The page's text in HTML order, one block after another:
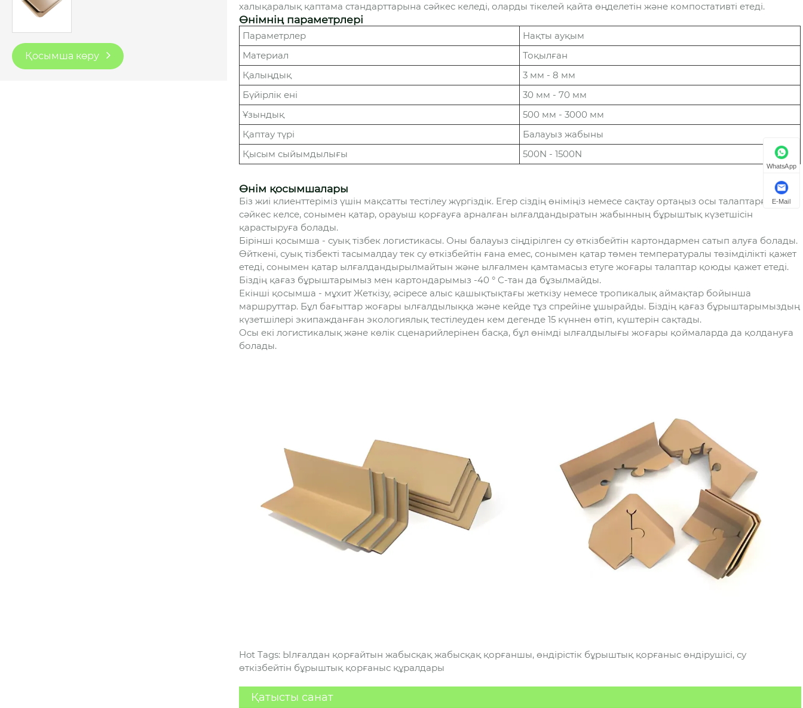
Қосымша көру
халықаралық қаптама стандарттарына сәйкес келеді, оларды тікелей қайта өңделетін және компостативті етеді.
Өнімнің параметрлері
Параметрлер
Нақты ауқым
Материал
Тоқылған
Қалыңдық
3 мм - 8 мм
Бүйірлік ені
30 мм - 70 мм
Ұзындық
500 мм - 3000 мм
Қаптау түрі
Балауыз жабыны
Қысым сыйымдылығы
500N - 1500N
Өнім қосымшалары
Біз жиі клиенттеріміз үшін мақсатты тестілеу жүргіздік. Егер сіздің өніміңіз немесе сақтау ортаңыз осы талаптарға
сәйкес келсе, сонымен қатар, орауыш қорғауға арналған ылғалдандыратын жабынның бұрыштық күзетшісін
қарастыруға болады.
Бірінші қосымша - суық тізбек логистикасы. Оны балауыз сіңдірілген су өткізбейтін картондармен сатып алуға болады.
Өйткені, суық тізбекті тасымалдау тек су өткізбейтін ғана емес, сонымен қатар төмен температуралы төзімділікті қажет
етеді, сонымен қатар ылғалдандырылмайтын және ылғалмен қамтамасыз етуге жоғары талаптар қоюды қажет етеді.
Біздің қағаз бұрыштарымыз мен картондарымыз -40 ° C-тан да бұзылмайды.
Екінші қосымша - мұхит Жеткізу, әсіресе алыс қашықтықтағы жеткізу немесе тропикалық аймақтар бойынша
маршруттар. Бұл бағыттар жоғары ылғалдылыққа және кейде тұз спрейіне ұшырайды. Біздің қағаз бұрыштарымыздың
күзетшілері экипажданған экологиялық тестілеуден кем дегенде 15 күннен өтіп, күштерін сақтады.
Осы екі логистикалық және көлік сценарийлерінен басқа, бұл өнімді ылғалдылығы жоғары қоймаларда да қолдануға
болады.
Hot Tags: Ылғалдан қорғайтын жабысқақ жабысқақ қорғаншы, өндірістік бұрыштық қорғаныс өндірушісі, су
өткізбейтін бұрыштық қорғаныс құралдары
Қатысты санат
WhatsApp
E-Mail